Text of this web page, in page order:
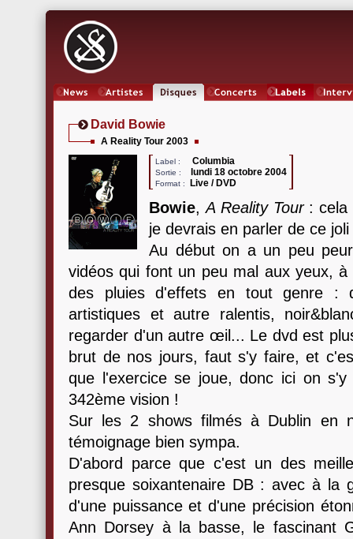
David Bowie
A Reality Tour 2003
Label : Columbia
Sortie : lundi 18 octobre 2004
Format : Live / DVD
Bowie,A Reality Tour: cela
je devrais en parler de ce joli
Au début on a un peu
vidéos qui font un peu mal aux yeux,
des pluies d'effets en tout genre :
artistiques et autre ralentis,
regarder d'un autre œil... Le dvd est
brut de nos jours, faut s'y faire, et
que l'exercice se joue, donc ici on
342ème vision !
Sur les 2 shows filmés à Dublin en
témoignage bien sympa.
D'abord parce que c'est un des
presque soixantenaire DB : avec à la
d'une puissance et d'une précision
Ann Dorsey à la basse, le fascinant